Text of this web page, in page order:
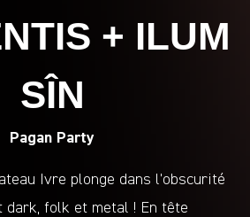
+ ILUM
SÎN
Pagan Party
Ivre plonge dans l’obscurité
dark, folk et metal ! En tête